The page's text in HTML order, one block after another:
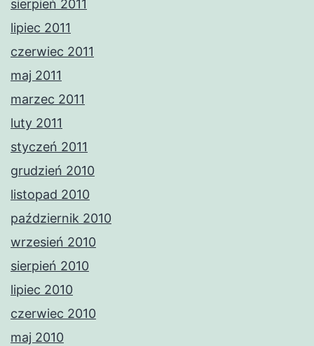
sierpień 2011
lipiec 2011
czerwiec 2011
maj 2011
marzec 2011
luty 2011
styczeń 2011
grudzień 2010
listopad 2010
październik 2010
wrzesień 2010
sierpień 2010
lipiec 2010
czerwiec 2010
maj 2010